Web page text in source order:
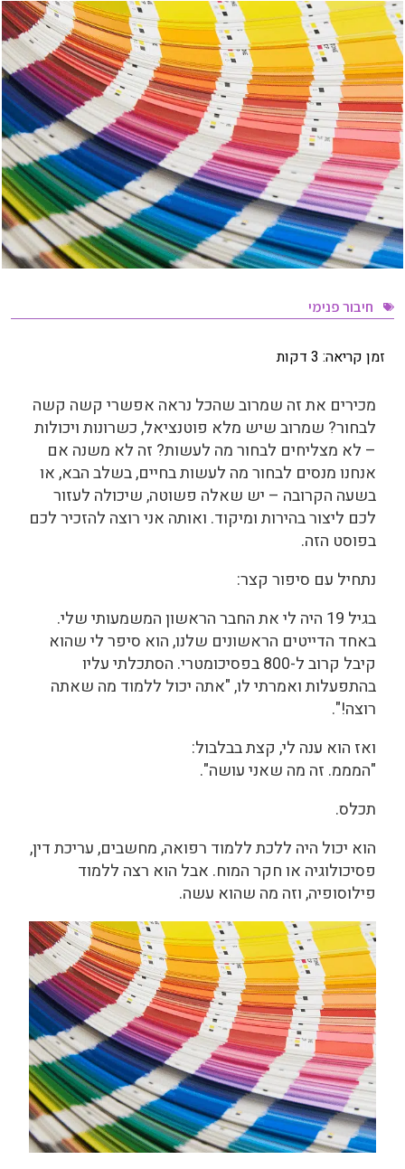
חיבור פנימי
זמן קריאה: 3 דקות
מכירים את זה שמרוב שהכל נראה אפשרי קשה קשה
לבחור? שמרוב שיש מלא פוטנציאל, כשרונות ויכולות
– לא מצליחים לבחור מה לעשות? זה לא משנה אם
אנחנו מנסים לבחור מה לעשות בחיים, בשלב הבא, או
בשעה הקרובה – יש שאלה פשוטה, שיכולה לעזור
לכם ליצור בהירות ומיקוד. ואותה אני רוצה להזכיר לכם
בפוסט הזה.
נתחיל עם סיפור קצר:
בגיל 19 היה לי את החבר הראשון המשמעותי שלי.
באחד הדייטים הראשונים שלנו, הוא סיפר לי שהוא
קיבל קרוב ל-800 בפסיכומטרי. הסתכלתי עליו
בהתפעלות ואמרתי לו, "אתה יכול ללמוד מה שאתה
רוצה!".
ואז הוא ענה לי, קצת בבלבול:
"המממ. זה מה שאני עושה".
תכלס.
הוא יכול היה ללכת ללמוד רפואה, מחשבים, עריכת דין,
פסיכולוגיה או חקר המוח. אבל הוא רצה ללמוד
פילוסופיה, וזה מה שהוא עשה.